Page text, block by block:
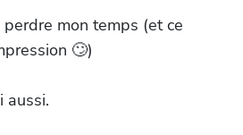
perdre mon temps (et ce
🙄)
aussi.